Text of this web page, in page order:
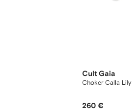
Cult Gaia
Choker Calla Lily
260 €